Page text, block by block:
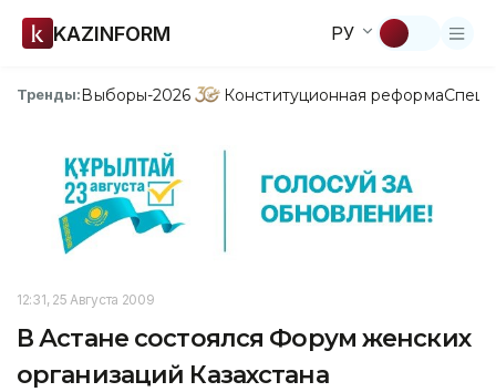
KAZINFORM РУ
Тренды:Выборы-2026 Конституционная реформа
12:31, 25 Августа 2009
В Астане состоялся Форум женских
организаций Казахстана